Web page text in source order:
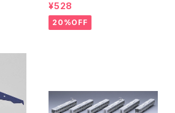
北海
¥528
20%OFF